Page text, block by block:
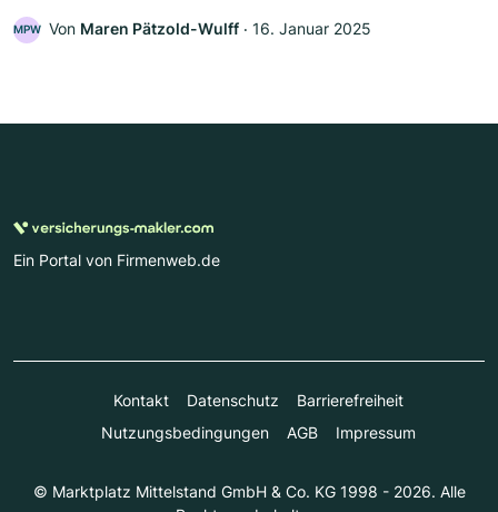
MPW Von Maren Pätzold-Wulff ‧ 16. Januar 2025
Ein Portal von Firmenweb.de
Kontakt Datenschutz
Barrierefreiheit
Nutzungsbedingungen
AGB Impressum
© Marktplatz Mittelstand GmbH & Co. KG 1998 - 2026. Alle